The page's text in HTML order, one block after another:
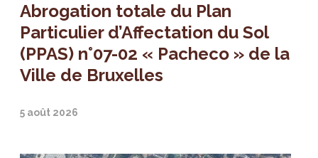
Abrogation totale du Plan
Particulier d’Affectation du Sol
(PPAS) n°07-02 « Pacheco » de la
Ville de Bruxelles
5 août 2026